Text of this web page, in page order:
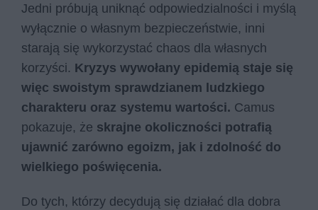
Jedni próbują uniknąć odpowiedzialności i myślą
wyłącznie o własnym bezpieczeństwie, inni
starają się wykorzystać chaos dla własnych
korzyści. Kryzys wywołany epidemią staje się
więc swoistym sprawdzianem ludzkiego
charakteru oraz systemu wartości. Camus
pokazuje, że skrajne okoliczności potrafią
ujawnić zarówno egoizm, jak i zdolność do
wielkiego poświęcenia.
Do tych, którzy decydują się działać dla dobra